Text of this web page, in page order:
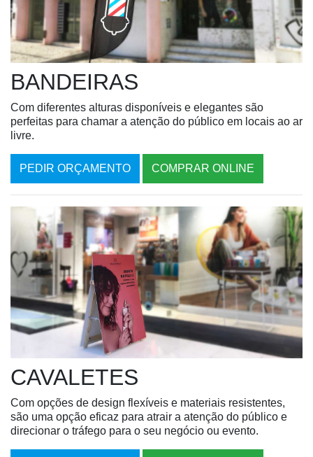
BANDEIRAS
Com diferentes alturas disponíveis e elegantes são
perfeitas para chamar a atenção do público em locais ao ar
livre.
PEDIR ORÇAMENTO COMPRAR ONLINE
CAVALETES
Com opções de design flexíveis e materiais resistentes,
são uma opção eficaz para atrair a atenção do público e
direcionar o tráfego para o seu negócio ou evento.